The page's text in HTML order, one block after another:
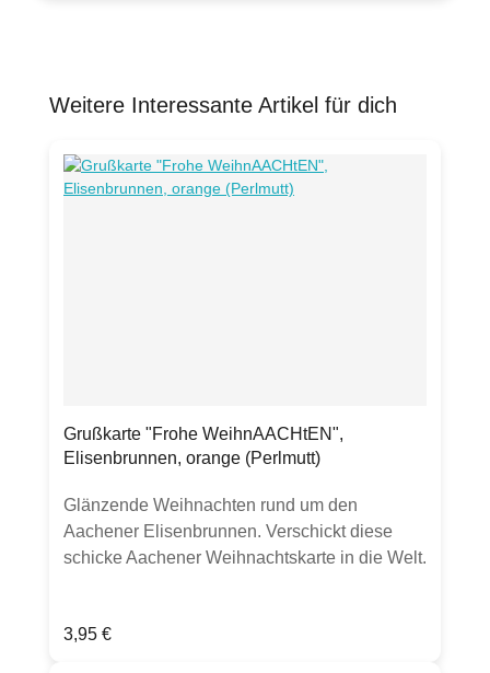
Produktgalerie überspringen
Weitere Interessante Artikel für dich
Grußkarte "Frohe WeihnAACHtEN",
Elisenbrunnen, orange (Perlmutt)
Glänzende Weihnachten rund um den
Aachener Elisenbrunnen. Verschickt diese
schicke Aachener Weihnachtskarte in die Welt.
Grußkarte deine Weihnachtswünsche, egal
Regulärer Preis:
3,95 €